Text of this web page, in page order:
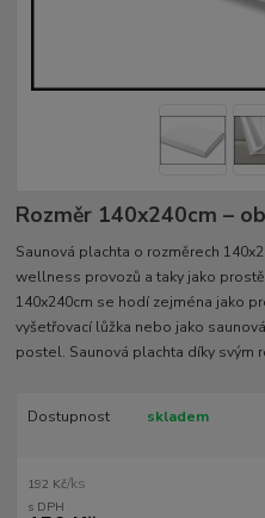
Rozměr 140x240cm –
Saunová plachta o rozměrech
wellness provozů a taky jako
140x240cm se hodí zejména jako
vyšetřovací lůžka nebo jako
postel. Saunová plachta díky svým
Dostupnost skladem
192 Kč/ks